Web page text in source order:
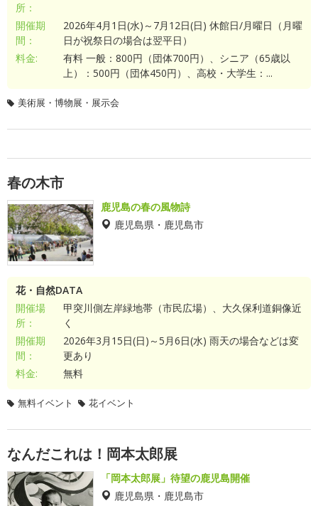
所：
開催期
間：
2026年4月1日(水)～7月12日(日) 休館日/月曜日（月曜
日が祝祭日の場合は翌平日）
料金:
有料 一般：800円（団体700円）、シニア（65歳以
上）：500円（団体450円）、高校・大学生：...
美術展・博物展・展示会
春の木市
鹿児島の春の風物詩
鹿児島県・鹿児島市
花・自然DATA
開催場
所：
甲突川側左岸緑地帯（市民広場）、大久保利道銅像近
く
開催期
間：
2026年3月15日(日)～5月6日(水) 雨天の場合などは変
更あり
料金:
無料
無料イベント 花イベント
なんだこれは！岡本太郎展
「岡本太郎展」待望の鹿児島開催
鹿児島県・鹿児島市